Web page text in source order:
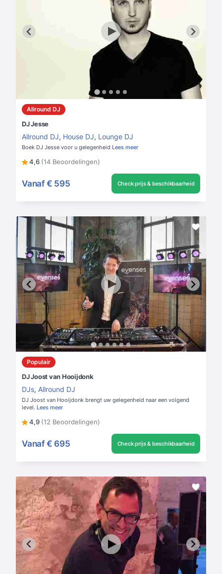
Allround DJ
DJ Jesse
Allround DJ, House DJ, Lounge DJ
Boek DJ Jesse voor u gelegenheid Lees meer
4,6 (14 Beoordelingen)
Vanaf € 595 Check prijs & beschikbaarheid
Populair
DJ Joost van Hooijdonk
DJs, Allround DJ
DJ Joost van Hooijdonk brengt uw gelegenheid naar een volgend
level. Lees meer
4,9 (12 Beoordelingen)
Vanaf € 695 Check prijs & beschikbaarheid